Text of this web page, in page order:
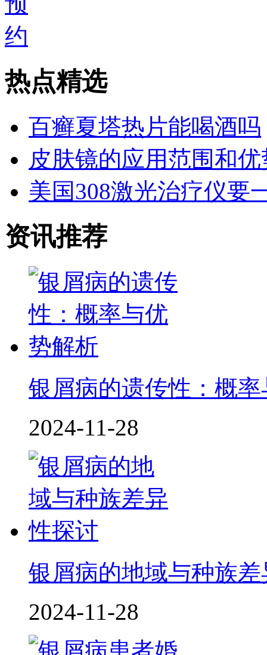
热点精选
百癣夏塔热片能喝酒吗
皮肤镜的应用范围和
美国308激光治疗仪要
资讯推荐
银屑病的遗传性：概
2024-11-28
银屑病的地域与种族
2024-11-28